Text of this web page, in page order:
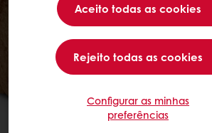
Aceito todas as cookies
Rejeito todas as cookies
Configurar as minhas
preferências